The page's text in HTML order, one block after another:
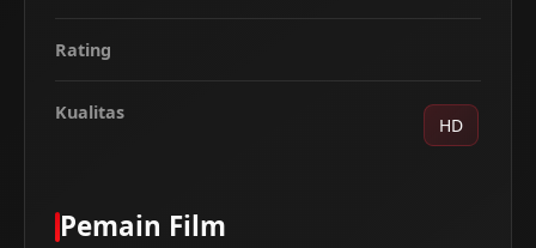
Rating
Kualitas
HD
Pemain Film